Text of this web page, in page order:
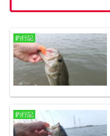
釣行記
釣行記